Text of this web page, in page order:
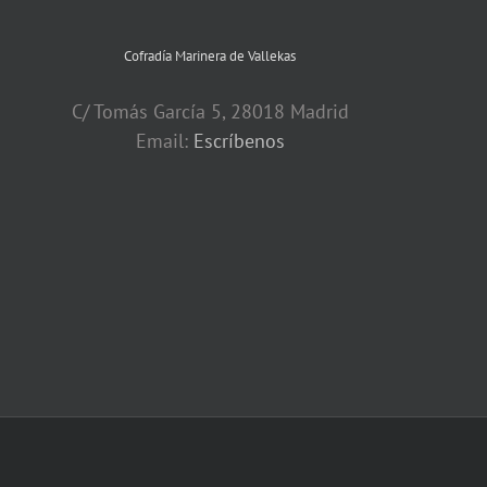
Cofradía Marinera de Vallekas
C/ Tomás García 5, 28018 Madrid
Email: Escríbenos